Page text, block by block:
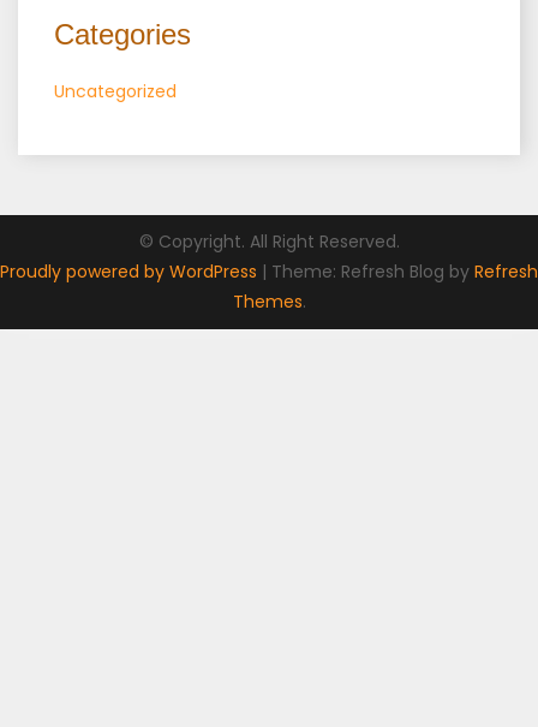
Categories
Uncategorized
© Copyright. All Right Reserved.
Proudly powered by WordPress | Theme: Refresh Blog by Refresh
Themes.